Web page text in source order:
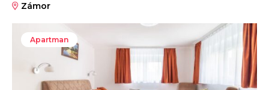
Zámor
Apartman